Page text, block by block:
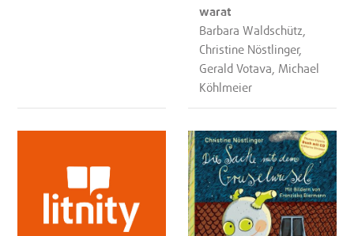
warat
Barbara Waldschütz,
Christine Nöstlinger,
Gerald Votava, Michael
Köhlmeier